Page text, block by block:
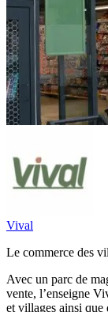
Vival
Le commerce des
Avec un parc de
vente, l’enseigne
et villages ainsi que